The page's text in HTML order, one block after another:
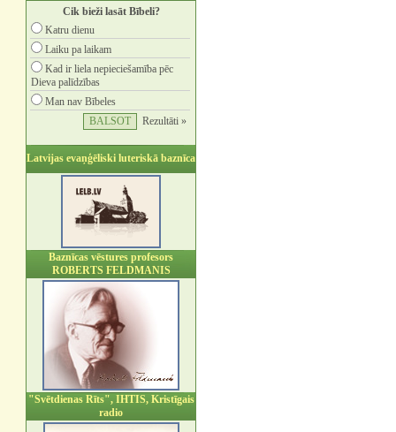
Cik bieži lasāt Bībeli?
Katru dienu
Laiku pa laikam
Kad ir liela nepieciešamība pēc
Dieva palīdzības
Man nav Bībeles
Rezultāti »
Latvijas evaņģēliski luteriskā baznīca
Baznīcas vēstures profesors
ROBERTS FELDMANIS
"Svētdienas Rīts", IHTIS, Kristīgais
radio